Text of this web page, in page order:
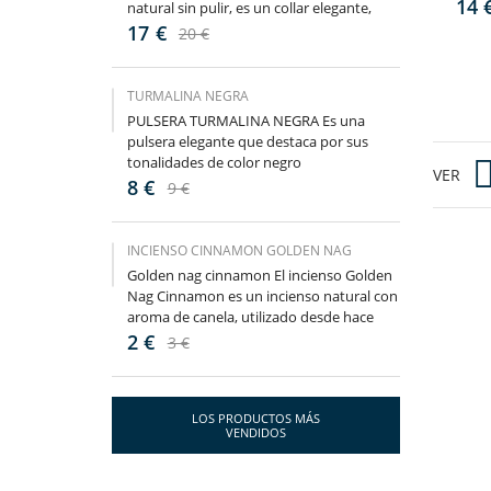
natural sin pulir, es un collar elegante,
fino y divertido. Diseñado...
17 € 20 €
TURMALINA NEGRA
PULSERA TURMALINA NEGRA Es una
pulsera elegante que destaca por sus
tonalidades de color negro
brillante. Diseñada con piedras naturales
8 € 9 €
INCIENSO CINNAMON GOLDEN NAG
Golden nag cinnamon El incienso Golden
Nag Cinnamon es un incienso natural con
aroma de canela, utilizado desde hace
siglos para purificar y...
2 € 3 €
LOS PRODUCTOS MÁS
VENDIDOS
14
VER 